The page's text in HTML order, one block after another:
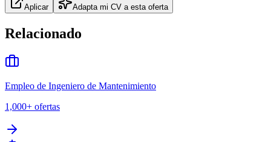
Aplicar Adapta mi CV a esta oferta
Relacionado
Empleo de Ingeniero de Mantenimiento
1,000+ ofertas